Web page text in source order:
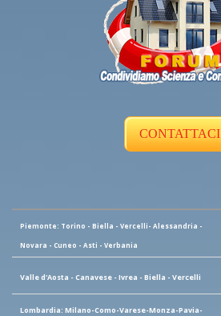
CONTATTACI
Piemonte: Torino - Biella - Vercelli- Alessandria -
Novara - Cuneo - Asti - Verbania
Valle d'Aosta - Canavese - Ivrea - Biella - Vercelli
Lombardia: Milano-Como-Varese-Monza-Pavia-